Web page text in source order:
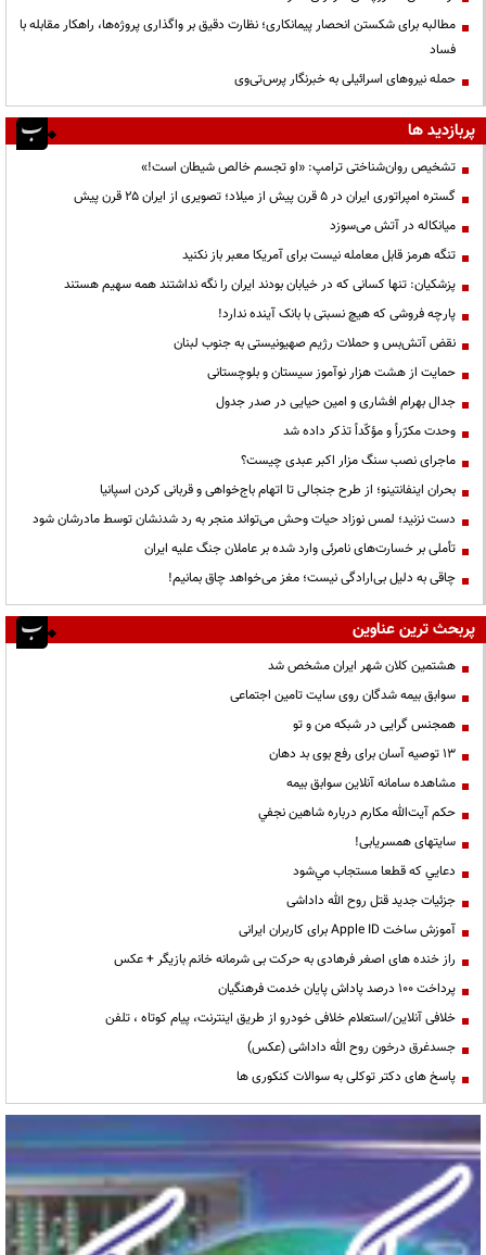
مطالبه برای شکستن انحصار پیمانکاری؛ نظارت دقیق بر واگذاری پروژه‌ها، راهکار مقابله با
فساد
حمله نیروهای اسرائیلی به خبرنگار پرس‌تی‌وی
پربازدید ها
تشخیص روان‌شناختی ترامپ: «او تجسم خالص شیطان است!»
گستره امپراتوری ایران در ۵ قرن پیش از میلاد؛ تصویری از ایران ۲۵ قرن پیش
میانکاله در آتش می‌سوزد
تنگه هرمز قابل معامله نیست برای آمریکا معبر باز نکنید
پزشکیان: تنها کسانی که در خیابان بودند ایران را نگه نداشتند همه سهیم هستند
پارچه فروشی که هیچ نسبتی با بانک آینده ندارد!
نقض آتش‌بس و حملات رژیم صهیونیستی به جنوب لبنان
حمایت از هشت هزار نوآموز سیستان و بلوچستانی
جدال بهرام افشاری و امین حیایی در صدر جدول
وحدت مکرّراً و مؤکّداً تذکر داده شد
ماجرای نصب سنگ مزار اکبر عبدی چیست؟
بحران اینفانتینو؛ از طرح جنجالی تا اتهام باج‌خواهی و قربانی کردن اسپانیا
دست نزنید؛ لمس نوزاد حیات وحش می‌تواند منجر به رد شدنشان توسط مادرشان شود
تأملی بر خسارت‌های نامرئی وارد شده بر عاملان جنگ علیه ایران
چاقی به دلیل بی‌ارادگی نیست؛ مغز می‌خواهد چاق بمانیم!
پربحث ترین عناوین
هشتمین کلان شهر ایران مشخص شد
سوابق بیمه شدگان روی سایت تامین اجتماعی
همجنس گرایی در شبکه من و تو
13 توصیه آسان برای رفع بوی بد دهان
مشاهده سامانه آنلاين سوابق بیمه
حكم آيت‌الله مكارم درباره شاهين نجفي
سایتهای همسریابی!
دعايي كه قطعا مستجاب مي‌شود
جزئیات جدید قتل روح الله داداشی
آموزش ساخت Apple ID برای کاربران ایرانی
راز خنده های اصغر فرهادی به حرکت بی شرمانه خانم بازیگر + عکس
پرداخت ۱۰۰ درصد پاداش پایان خدمت فرهنگیان
خلافی آنلاین/استعلام خلافی خودرو از طریق اینترنت، پیام کوتاه ، تلفن
جسدغرق درخون روح الله داداشی (عکس)
پاسخ های دکتر توکلی به سوالات کنکوری ها